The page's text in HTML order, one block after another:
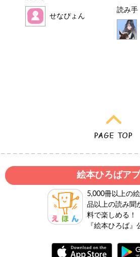
せなぴょん
読み手
絵本ひろばア
5,000冊以上の
品以上の読み聞
料で楽しめる！
『絵本ひろば』